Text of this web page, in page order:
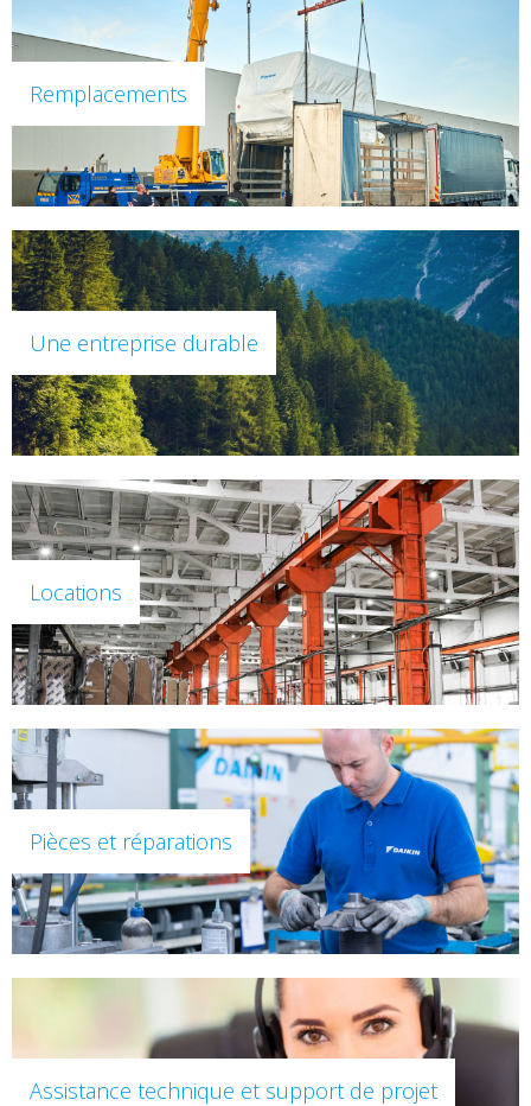
Remplacements
Une entreprise durable
Locations
Pièces et réparations
Assistance technique et support de projet